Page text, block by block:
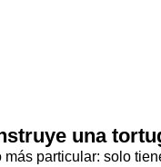
una
particular: solo